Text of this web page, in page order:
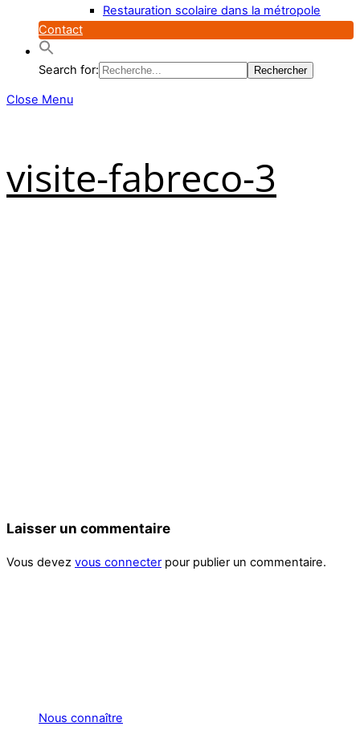
Restauration scolaire dans la métropole
Contact
Search for:
Close Menu
visite-fabreco-3
Laisser un commentaire
Vous devez vous connecter pour publier un commentaire.
Nous connaître